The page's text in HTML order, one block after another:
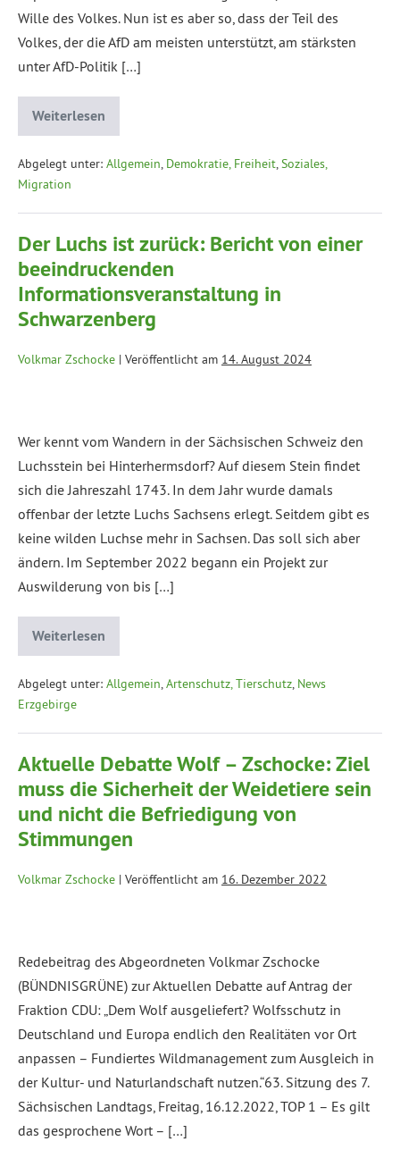
Wille des Volkes. Nun ist es aber so, dass der Teil des
Volkes, der die AfD am meisten unterstützt, am stärksten
unter AfD-Politik […]
Weiterlesen
Abgelegt unter: Allgemein Demokratie, Freiheit Soziales,
Migration
Der Luchs ist zurück: Bericht von einer
beeindruckenden
Informationsveranstaltung in
Schwarzenberg
Volkmar Zschocke | Veröffentlicht am 14. August 2024
Wer kennt vom Wandern in der Sächsischen Schweiz den
Luchsstein bei Hinterhermsdorf? Auf diesem Stein findet
sich die Jahreszahl 1743. In dem Jahr wurde damals
offenbar der letzte Luchs Sachsens erlegt. Seitdem gibt es
keine wilden Luchse mehr in Sachsen. Das soll sich aber
ändern. Im September 2022 begann ein Projekt zur
Auswilderung von bis […]
Weiterlesen
Abgelegt unter: Allgemein Artenschutz, Tierschutz News
Erzgebirge
Aktuelle Debatte Wolf – Zschocke: Ziel
muss die Sicherheit der Weidetiere sein
und nicht die Befriedigung von
Stimmungen
Volkmar Zschocke | Veröffentlicht am 16. Dezember 2022
Redebeitrag des Abgeordneten Volkmar Zschocke
(BÜNDNISGRÜNE) zur Aktuellen Debatte auf Antrag der
Fraktion CDU: „Dem Wolf ausgeliefert? Wolfsschutz in
Deutschland und Europa endlich den Realitäten vor Ort
anpassen – Fundiertes Wildmanagement zum Ausgleich in
der Kultur- und Naturlandschaft nutzen.“63. Sitzung des 7.
Sächsischen Landtags, Freitag, 16.12.2022, TOP 1 – Es gilt
das gesprochene Wort – […]